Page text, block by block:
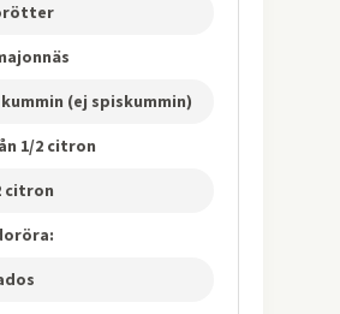
(ej spiskummin)
1/2 citron
citron